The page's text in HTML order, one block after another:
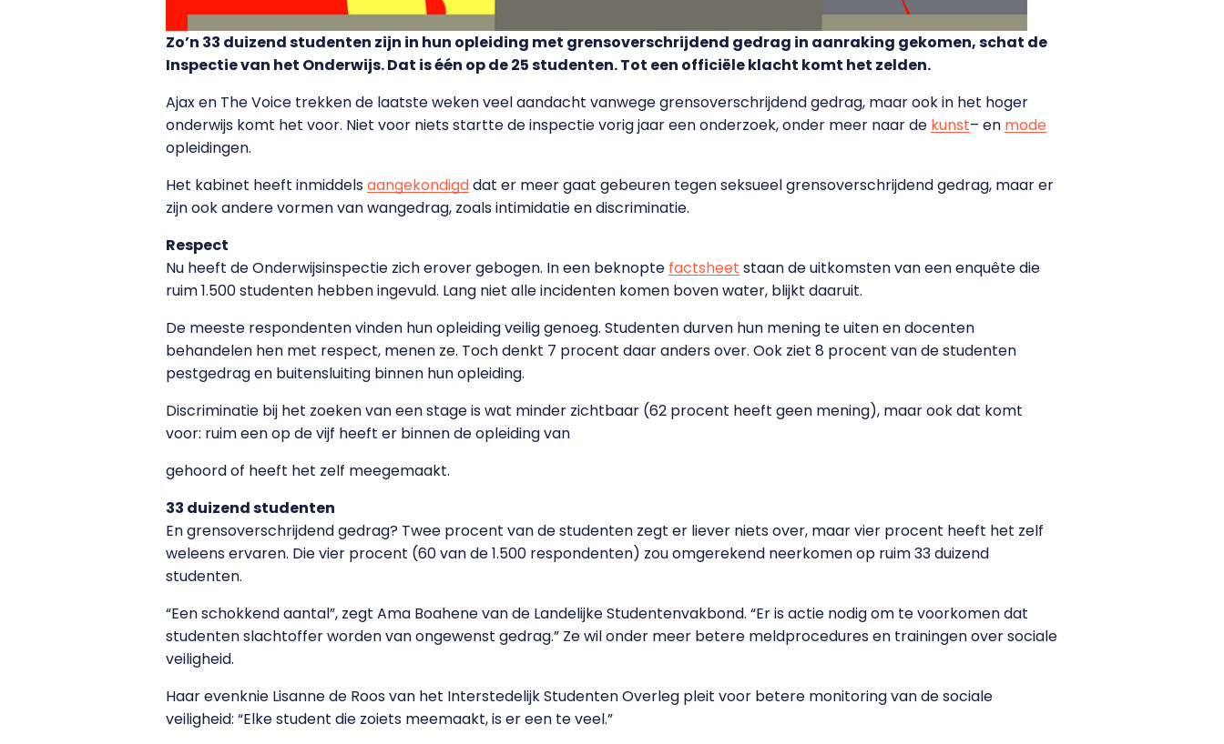
Zo’n 33 duizend studenten zijn in hun opleiding met grensoverschrijdend gedrag in aanraking gekomen, schat de
Inspectie van het Onderwijs. Dat is één op de 25 studenten. Tot een officiële klacht komt het zelden.
Ajax en The Voice trekken de laatste weken veel aandacht vanwege grensoverschrijdend gedrag, maar ook in het hoger
onderwijs komt het voor. Niet voor niets startte de inspectie vorig jaar een onderzoek, onder meer naar de kunst– en mode
opleidingen.
Het kabinet heeft inmiddelsaangekondigddat er meer gaat gebeuren tegen seksueel grensoverschrijdend gedrag, maar er
zijn ook andere vormen van wangedrag, zoals intimidatie en discriminatie.
Respect
Nu heeft de Onderwijsinspectie zich erover gebogen. In een beknopte factsheet staan de uitkomsten van een enquête die
ruim 1.500 studenten hebben ingevuld. Lang niet alle incidenten komen boven water, blijkt daaruit.
De meeste respondenten vinden hun opleiding veilig genoeg. Studenten durven hun mening te uiten en docenten
behandelen hen met respect, menen ze. Toch denkt 7 procent daar anders over. Ook ziet 8 procent van de studenten
pestgedrag en buitensluiting binnen hun opleiding.
Discriminatie bij het zoeken van een stage is wat minder zichtbaar (62 procent heeft geen mening), maar ook dat komt
voor: ruim een op de vijf heeft er binnen de opleiding van
gehoord of heeft het zelf meegemaakt.
33 duizend studenten
En grensoverschrijdend gedrag? Twee procent van de studenten zegt er liever niets over, maar vier procent heeft het zelf
weleens ervaren. Die vier procent (60 van de 1.500 respondenten) zou omgerekend neerkomen op ruim 33 duizend
studenten.
“Een schokkend aantal”, zegt Ama Boahene van de Landelijke Studentenvakbond. “Er is actie nodig om te voorkomen dat
studenten slachtoffer worden van ongewenst gedrag.” Ze wil onder meer betere meldprocedures en trainingen over sociale
veiligheid.
Haar evenknie Lisanne de Roos van het Interstedelijk Studenten Overleg pleit voor betere monitoring van de sociale
veiligheid: “Elke student die zoiets meemaakt, is er een te veel.”